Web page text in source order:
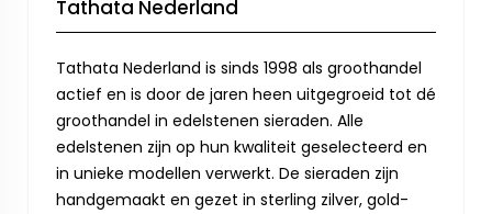
Tathata Nederland
Tathata Nederland is sinds 1998 als groothandel
actief en is door de jaren heen uitgegroeid tot dé
groothandel in edelstenen sieraden. Alle
edelstenen zijn op hun kwaliteit geselecteerd en
in unieke modellen verwerkt. De sieraden zijn
handgemaakt en gezet in sterling zilver, gold-